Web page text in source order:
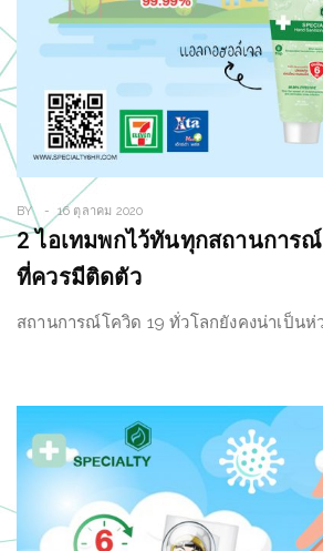
BY 16 ตุลาคม 2020
2 ไอเทมพกไว้ทันทุกสถานการ
ที่ควรมีติดตัว
สถานการณ์โควิด 19 ทั่วโลกยังคงน่าเป็นห่ว